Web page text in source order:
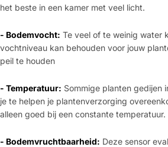
het beste in een kamer met veel licht.
- Bodemvocht: Te veel of te weinig water
vochtniveau kan behouden voor jouw
peil te houden
- Temperatuur: Sommige planten gedijen
je te helpen je plantenverzorging
alleen goed bij een constante temperatuur.
- Bodemvruchtbaarheid: Deze sensor